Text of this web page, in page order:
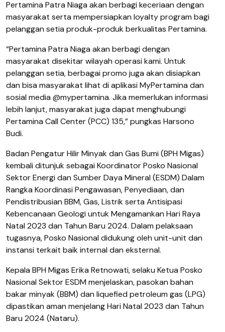
Pertamina Patra Niaga akan berbagi keceriaan dengan
masyarakat serta mempersiapkan loyalty program bagi
pelanggan setia produk-produk berkualitas Pertamina.
“Pertamina Patra Niaga akan berbagi dengan
masyarakat disekitar wilayah operasi kami. Untuk
pelanggan setia, berbagai promo juga akan disiapkan
dan bisa masyarakat lihat di aplikasi MyPertamina dan
sosial media @mypertamina. Jika memerlukan informasi
lebih lanjut, masyarakat juga dapat menghubungi
Pertamina Call Center (PCC) 135,” pungkas Harsono
Budi.
Badan Pengatur Hilir Minyak dan Gas Bumi (BPH Migas)
kembali ditunjuk sebagai Koordinator Posko Nasional
Sektor Energi dan Sumber Daya Mineral (ESDM) Dalam
Rangka Koordinasi Pengawasan, Penyediaan, dan
Pendistribusian BBM, Gas, Listrik serta Antisipasi
Kebencanaan Geologi untuk Mengamankan Hari Raya
Natal 2023 dan Tahun Baru 2024. Dalam pelaksaan
tugasnya, Posko Nasional didukung oleh unit-unit dan
instansi terkait baik internal dan eksternal.
Kepala BPH Migas Erika Retnowati, selaku Ketua Posko
Nasional Sektor ESDM menjelaskan, pasokan bahan
bakar minyak (BBM) dan liquefied petroleum gas (LPG)
dipastikan aman menjelang Hari Natal 2023 dan Tahun
Baru 2024 (Nataru).